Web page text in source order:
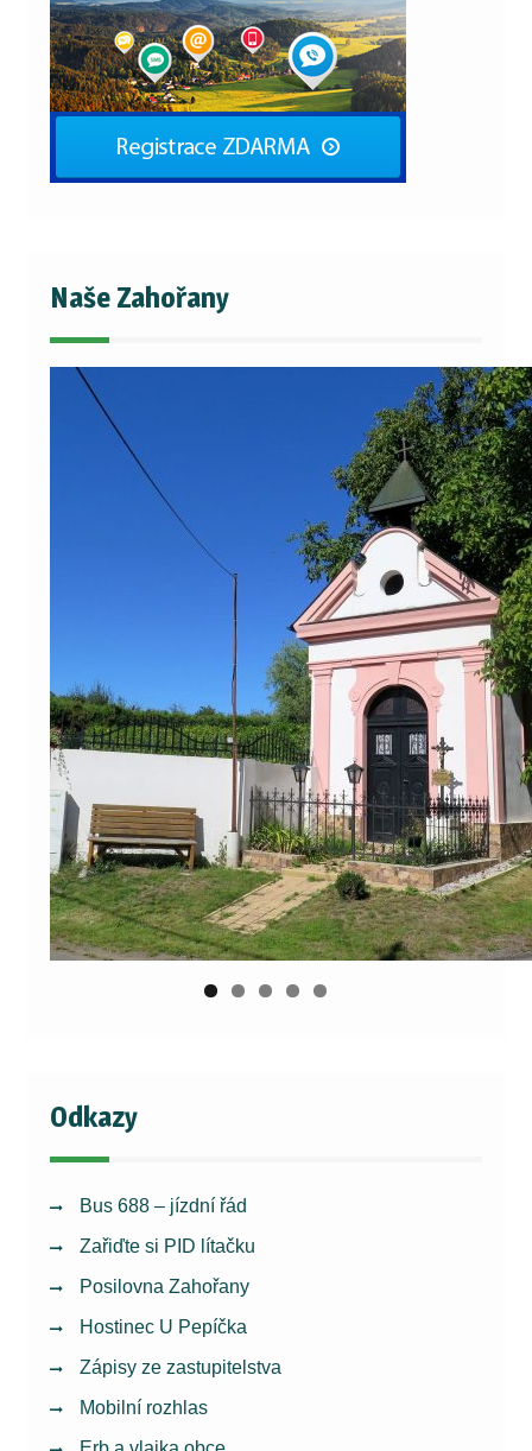
Naše Zahořany
Odkazy
Bus 688 – jízdní řád
Zařiďte si PID lítačku
Posilovna Zahořany
Hostinec U Pepíčka
Zápisy ze zastupitelstva
Mobilní rozhlas